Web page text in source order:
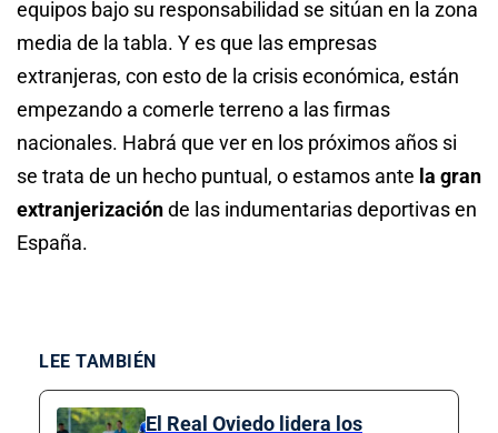
equipos bajo su responsabilidad se sitúan en la zona
media de la tabla. Y es que las empresas
extranjeras, con esto de la crisis económica, están
empezando a comerle terreno a las firmas
nacionales. Habrá que ver en los próximos años si
se trata de un hecho puntual, o estamos ante la gran
extranjerizaciónde las indumentarias deportivas en
España.
LEE TAMBIÉN
El Real Oviedo lidera los